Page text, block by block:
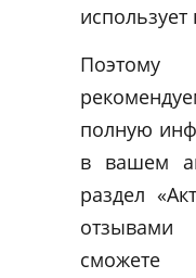
полную
в вашем
раздел